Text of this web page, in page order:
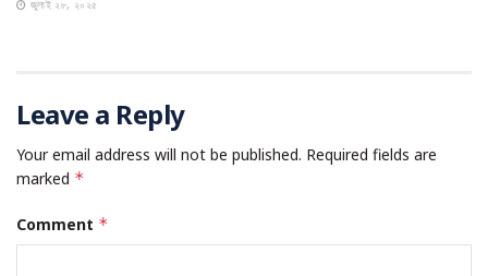
জুলাই ২৮, ২০২৫
Leave a Reply
Your email address will not be published. Required fields are
marked *
Comment *